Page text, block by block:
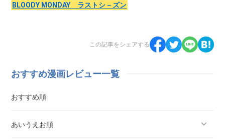
BLOODY MONDAY ラストシ－ズン
この記事をシェアする
おすすめ漫画レビュー一覧
おすすめ順
あいうえお順